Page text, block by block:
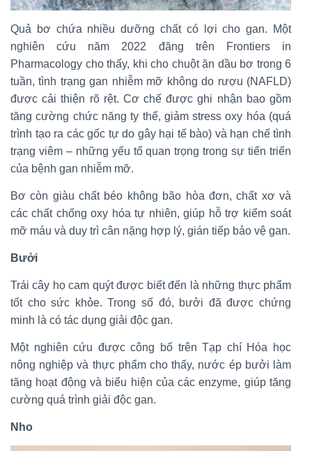
Quả bơ chứa nhiều dưỡng chất có lợi cho gan. Một
nghiên cứu năm 2022 đăng trên Frontiers in
Pharmacology cho thấy, khi cho chuột ăn dầu bơ trong 6
tuần, tình trạng gan nhiễm mỡ không do rượu (NAFLD)
được cải thiện rõ rệt. Cơ chế được ghi nhận bao gồm
tăng cường chức năng ty thể, giảm stress oxy hóa (quá
trình tạo ra các gốc tự do gây hại tế bào) và hạn chế tình
trạng viêm – những yếu tố quan trọng trong sự tiến triển
của bệnh gan nhiễm mỡ.
Bơ còn giàu chất béo không bão hòa đơn, chất xơ và
các chất chống oxy hóa tự nhiên, giúp hỗ trợ kiểm soát
mỡ máu và duy trì cân nặng hợp lý, gián tiếp bảo vệ gan.
Bưởi
Trái cây họ cam quýt được biết đến là những thực phẩm
tốt cho sức khỏe. Trong số đó, bưởi đã được chứng
minh là có tác dụng giải độc gan.
Một nghiên cứu được công bố trên Tạp chí Hóa học
nông nghiệp và thực phẩm cho thấy, nước ép bưởi làm
tăng hoạt động và biểu hiện của các enzyme, giúp tăng
cường quá trình giải độc gan.
Nho